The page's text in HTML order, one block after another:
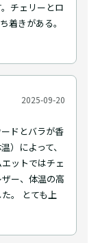
チェリーとロ
着きがある。
2025-09-20
ドとバラが香
）によって、
ットではチェ
ー、体温の高
。 とても上